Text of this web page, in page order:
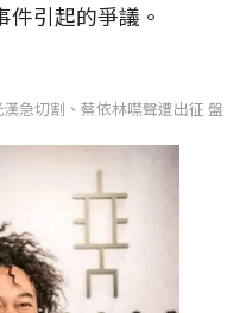
引起的爭議。
急切割、蔡依林噤聲遭出征 盤